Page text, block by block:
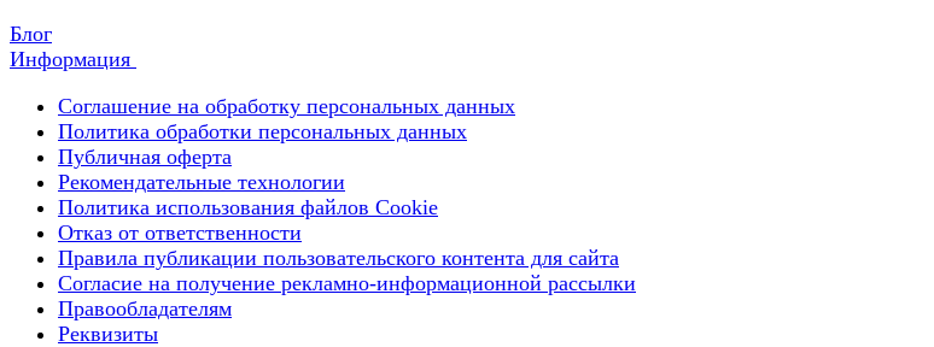
Блог
Информация
Соглашение на обработку персональных данных
Политика обработки персональных данных
Публичная оферта
Рекомендательные технологии
Политика использования файлов Cookie
Отказ от ответственности
Правила публикации пользовательского контента для сайта
Согласие на получение рекламно-информационной рассылки
Правообладателям
Реквизиты